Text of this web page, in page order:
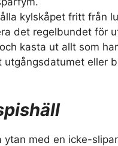
kylskåpet fritt från
det regelbundet för
kasta ut allt som har
utgångsdatumet eller
ytan med en icke-